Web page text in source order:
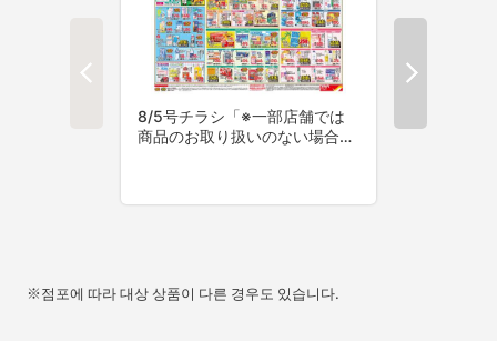
※점포에 따라 대상 상품이 다른 경우도 있습니다.